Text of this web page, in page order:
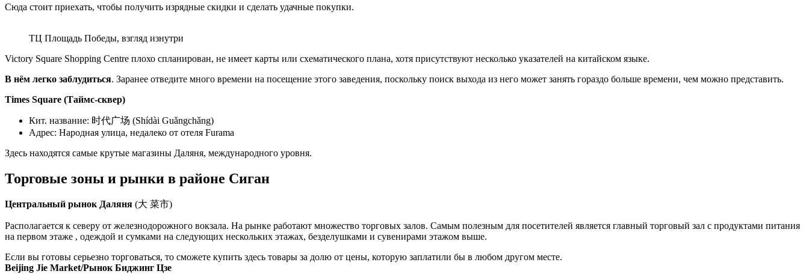
Сюда стоит приехать, чтобы получить изрядные скидки и сделать удачные покупки.
ТЦ Площадь Победы, взгляд изнутри
Victory Square Shopping Centre плохо спланирован, не имеет карты или схематического плана, хотя присутствуют несколько указателей на китайском языке.
В нём легко заблудиться. Заранее отведите много времени на посещение этого заведения, поскольку поиск выхода из него может занять гораздо больше времени, чем можно представить.
Times Square (Таймс-сквер)
Кит. название: 时代广场 (Shídài Guǎngchǎng)
Адрес: Народная улица, недалеко от отеля Furama
Здесь находятся самые крутые магазины Даляня, международного уровня.
Торговые зоны и рынки в районе Сиган
Центральный рынок Даляня (大 菜市)
Располагается к северу от железнодорожного вокзала. На рынке работают множество торговых залов. Самым полезным для посетителей является главный торговый зал с продуктами питания
на первом этаже , одеждой и сумками на следующих нескольких этажах, безделушками и сувенирами этажом выше.
Если вы готовы серьезно торговаться, то сможете купить здесь товары за долю от цены, которую заплатили бы в любом другом месте.
Beijing Jie Market/Рынок Биджинг Цзе